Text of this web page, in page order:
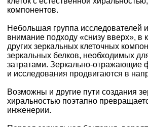
компонентов.
Небольшая группа исследователей
внимание подходу «снизу вверх», в
других зеркальных клеточных
зеркальных белков, необходимых
затратами. Зеркально-отражающие
и исследования продвигаются в
Возможны и другие пути создания
хиральностью поэтапно
инженерии.